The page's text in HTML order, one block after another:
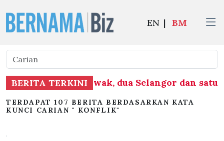
EN | BM
BERITA TERKINI
22 di Sarawak, dua Selangor dan satu di
TERDAPAT 107 BERITA BERDASARKAN KATA
KUNCI CARIAN " KONFLIK"